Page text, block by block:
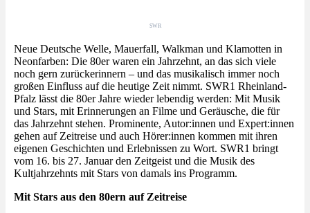
SWR
Neue Deutsche Welle, Mauerfall, Walkman und Klamotten in
Neonfarben: Die 80er waren ein Jahrzehnt, an das sich viele
noch gern zurückerinnern – und das musikalisch immer noch
großen Einfluss auf die heutige Zeit nimmt. SWR1 Rheinland-
Pfalz lässt die 80er Jahre wieder lebendig werden: Mit Musik
und Stars, mit Erinnerungen an Filme und Geräusche, die für
das Jahrzehnt stehen. Prominente, Autor:innen und Expert:innen
gehen auf Zeitreise und auch Hörer:innen kommen mit ihren
eigenen Geschichten und Erlebnissen zu Wort. SWR1 bringt
vom 16. bis 27. Januar den Zeitgeist und die Musik des
Kultjahrzehnts mit Stars von damals ins Programm.
Mit Stars aus den 80ern auf Zeitreise